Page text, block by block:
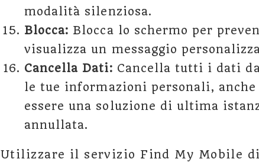
modalità silenziosa.
Blocca: Blocca lo schermo per
visualizza un messaggio
Cancella Dati: Cancella tutti i dati
le tue informazioni personali, anche
essere una soluzione di ultima
annullata.
Utilizzare il servizio Find My Mobile